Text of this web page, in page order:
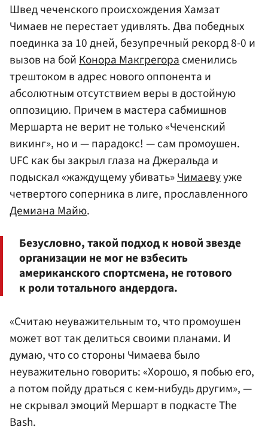
Швед чеченского происхождения Хамзат
Чимаев не перестает удивлять. Два победных
поединка за 10 дней, безупречный рекорд 8-0 и
вызов на бой Конора Макгрегора сменились
трештоком в адрес нового оппонента и
абсолютным отсутствием веры в достойную
оппозицию. Причем в мастера сабмишнов
Мершарта не верит не только «Чеченский
викинг», но и — парадокс! — сам промоушен.
UFC как бы закрыл глаза на Джеральда и
подыскал «жаждущему убивать»Чимаевууже
четвертого соперника в лиге, прославленного
Демиана Майю.
Безусловно, такой подход к новой звезде
организации не мог не взбесить
американского спортсмена, не готового
к роли тотального андердога.
«Считаю неуважительным то, что промоушен
может вот так делиться своими планами. И
думаю, что со стороны Чимаева было
неуважительно говорить: «Хорошо, я побью его,
а потом пойду драться с кем-нибудь другим», —
не скрывал эмоций Мершарт в подкасте The
Bash.